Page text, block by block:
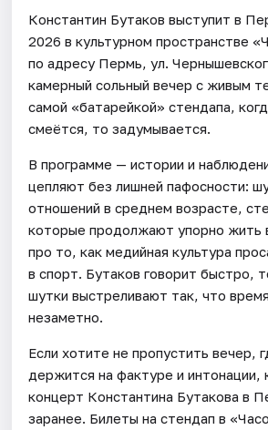
Константин Бутаков выступит в
2026 в культурном пространстве
по адресу Пермь, ул.
камерный сольный вечер с живым
самой «батарейкой» стендапа,
смеётся, то задумывается.
В программе — истории и
цепляют без лишней пафосности:
отношений в среднем возрасте,
которые продолжают упорно жить
про то, как медийная культура
в спорт. Бутаков говорит быстро,
шутки выстреливают так, что
незаметно.
Если хотите не пропустить вечер,
держится на фактуре и интонации,
концерт Константина Бутакова в
заранее. Билеты на стендап в